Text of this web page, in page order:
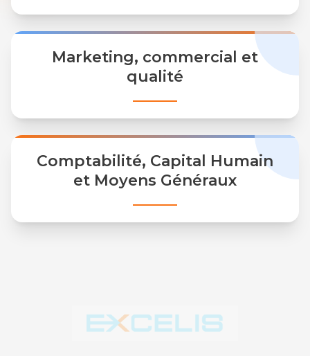
Marketing, commercial et
qualité
Comptabilité, Capital Humain
et Moyens Généraux